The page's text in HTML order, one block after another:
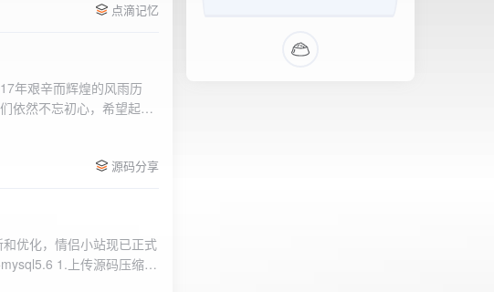
:
点滴记忆
年艰辛而辉煌的风雨历
依然不忘初心，希望起到
好地适应和享受我们的社
源码分享
优化，情侣小站现已正式
1.上传源码压缩包